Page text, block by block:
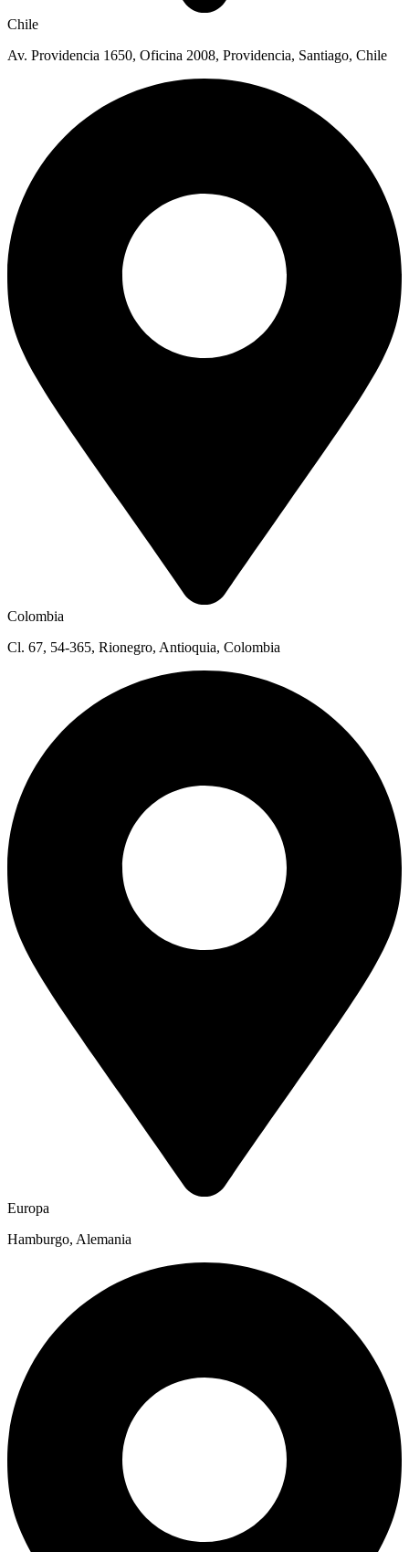
Chile
Av. Providencia 1650, Oficina 2008, Providencia, Santiago, Chile
Colombia
Cl. 67, 54-365, Rionegro, Antioquia, Colombia
Europa
Hamburgo, Alemania